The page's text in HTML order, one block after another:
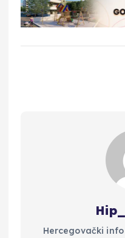
Hercegovački